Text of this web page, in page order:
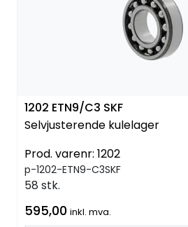
1202 ETN9/C3 SKF
Selvjusterende kulelager
Prod. varenr: 1202
p-1202-ETN9-C3SKF
58 stk.
595,00 inkl. mva.